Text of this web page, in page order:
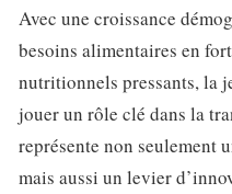
Avec une croissance
besoins alimentaires en
nutritionnels pressants, la
jouer un rôle clé dans la
représente non seulement
mais aussi un levier